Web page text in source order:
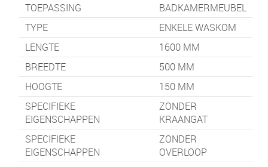
TOEPASSING
BADKAMERMEUBEL
TYPE
ENKELE WASKOM
LENGTE
1600 MM
BREEDTE
500 MM
HOOGTE
150 MM
SPECIFIEKE
EIGENSCHAPPEN
ZONDER
KRAANGAT
SPECIFIEKE
EIGENSCHAPPEN
ZONDER
OVERLOOP